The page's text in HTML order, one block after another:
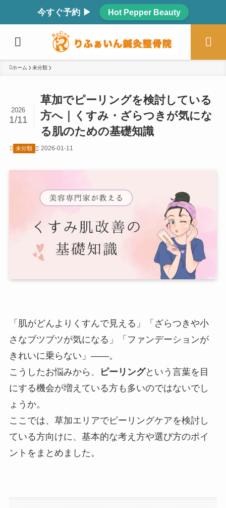
今すぐ予約 ▶ Hot Pepper Beauty
ホーム 未分類
草加でピーリングを検討している
方へ｜くすみ・ざらつきが気にな
る肌のための基礎知識
2026
1/11
未分類 2026-01-11
「肌がどんよりくすんで見える」「ざらつきや小
さなブツブツが気になる」「ファンデーションが
きれいに乗らない」――。
こうしたお悩みから、
ピーリングという言葉を目
にする機会が増えている方も多いのではないでし
ょうか。
ここでは、草加エリアでピーリングケアを検討し
ている方向けに、基本的な考え方や選び方のポイ
ントをまとめました。